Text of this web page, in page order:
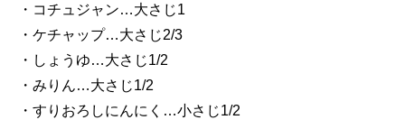
・コチュジャン…大さじ1
・ケチャップ…大さじ2/3
・しょうゆ…大さじ1/2
・みりん…大さじ1/2
・すりおろしにんにく…小さじ1/2